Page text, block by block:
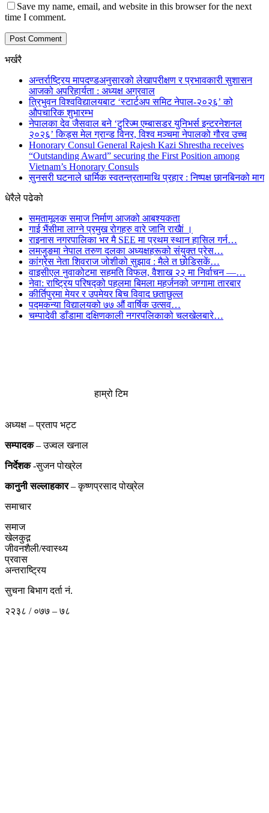
Save my name, email, and website in this browser for the next
time I comment.
भर्खरै
अन्तर्राष्ट्रिय मापदण्डअनुसारको लेखापरीक्षण र प्रभावकारी सुशासन
आजको अपरिहार्यता : अध्यक्ष अग्रवाल
त्रिभुवन विश्वविद्यालयबाट ‘स्टार्टअप समिट नेपाल-२०२६’ को
औपचारिक शुभारम्भ
नेपालका देव जैसवाल बने ‘टुरिज्म एम्बासडर युनिभर्स इन्टरनेशनल
२०२६’ किड्स मेल ग्रान्ड विनर, विश्व मञ्चमा नेपालको गौरव उच्च
Honorary Consul General Rajesh Kazi Shrestha receives
“Outstanding Award” securing the First Position among
Vietnam’s Honorary Consuls
सुनसरी घटनाले धार्मिक स्वतन्त्रतामाथि प्रहार : निष्पक्ष छानबिनको माग
धेरैले पढेको
समतामूलक समाज निर्माण आजको आबश्यकता
गाई भैंसीमा लाग्ने प्रमुख रोगहरु वारे जानि राखैां ।
राइनास नगरपालिका भर मै SEE मा प्रथम स्थान हासिल गर्न…
लमजुङमा नेपाल तरुण दलका अध्यक्षहरूको संयुक्त प्रेस…
कांग्रेस नेता शिवराज जोशीको सुझाव : मैले त छोडिसकें…
वाइसीएल नुवाकोटमा सहमति विफल, वैशाख २२ मा निर्वाचन —…
नेवा: राष्ट्रिय परिषद्को पहलमा बिमला महर्जनको जग्गामा तारबार
कीर्तिपुरमा मेयर र उपमेयर बिच विवाद छताछुल्ल
पद्मकन्या विद्यालयको ७७ औं ‌‌वार्षिक ‌उत्सव…
चम्पादेवी डाँडामा दक्षिणकाली नगरपलिकाको चलखेलबारे…
हाम्रो टिम
अध्यक्ष – प्रताप भट्ट
सम्पादक– उज्वल खनाल
निर्देशक-सुजन पोख्रेल
कानुनी सल्लाहकार– कृष्णप्रसाद पोख्रेल
समाचार
समाज
खेलकुद़़
जीवनशैली/स्वास्थ्य
प्रवास
अन्तराष्ट्रिय
सुचना बिभाग दर्ता नं.
२२३८ / ०७७ – ७८